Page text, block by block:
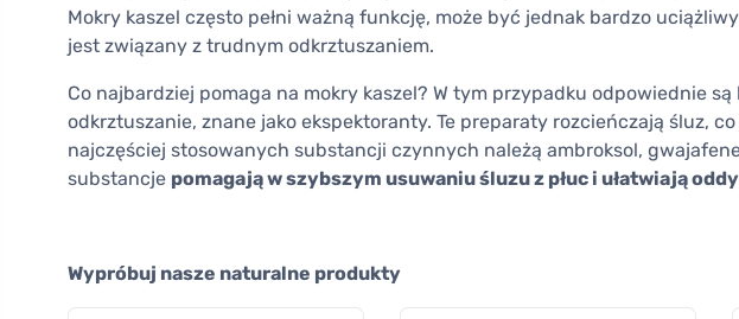
Mokry kaszel często pełni ważną funkcję, może być jednak bardzo
jest związany z trudnym odkrztuszaniem.
Co najbardziej pomaga na mokry kaszel? W tym przypadku odpowiednie
odkrztuszanie, znane jako ekspektoranty. Te preparaty rozcieńczają śluz,
najczęściej stosowanych substancji czynnych należą ambroksol,
substancje pomagają w szybszym usuwaniu śluzu z płuc i ułatwiają
Wypróbuj nasze naturalne produkty